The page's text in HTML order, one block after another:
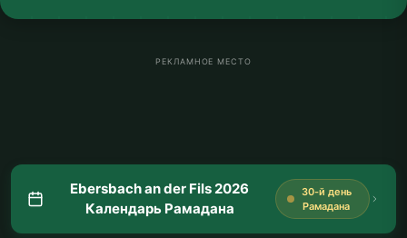
РЕКЛАМНОЕ МЕСТО
Ebersbach an der Fils 2026
Календарь Рамадана
30-й день
Рамадана